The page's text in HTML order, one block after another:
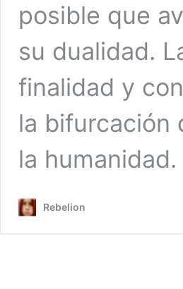
posible que
su dualidad.
finalidad y
la bifurcación
la humanidad.
Rebelion